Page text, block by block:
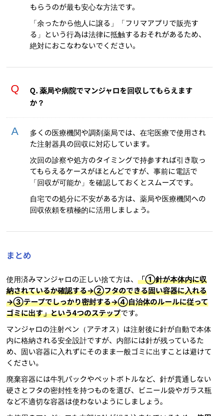
もらうのが最も安心な方法です。
「余ったから他人に譲る」「フリマアプリで販売す
る」という行為は法律に抵触するおそれがあるため、
絶対におこなわないでください。
Q. 薬局や病院でマンジャロを回収してもらえます
か？
多くの医療機関や調剤薬局では、在宅医療で使用され
た注射器具の回収に対応しています。
次回の診察や処方のタイミングで持参すれば引き取っ
てもらえるケースがほとんどですが、事前に電話で
「回収が可能か」を確認しておくとスムーズです。
自宅での処分に不安がある方は、薬局や医療機関への
回収依頼を積極的に活用しましょう。
まとめ
使用済みマンジャロの正しい捨て方は、「①針が本体内に収
納されているか確認する→②フタのできる固い容器に入れる
→③テープでしっかり密封する→④自治体のルールに従って
ゴミに出す」という4つのステップです。
マンジャロの注射ペン（アテオス）は注射後に針が自動で本体
内に格納される安全設計ですが、内部には針が残っているた
め、固い容器に入れずにそのまま一般ゴミに出すことは避けて
ください。
廃棄容器には牛乳パックやペットボトルなど、針が貫通しない
硬さとフタの密封性を持つものを選び、ビニール袋やガラス瓶
など不適切な容器は使わないようにしましょう。